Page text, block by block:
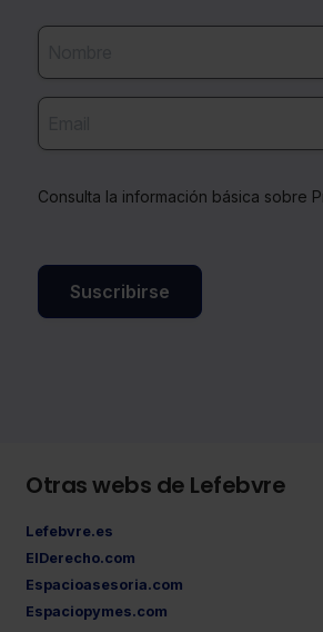
Consulta la información básica sobre
Suscribirse
Otras webs de Lefebvre
Lefebvre.es
ElDerecho.com
Espacioasesoria.com
Espaciopymes.com